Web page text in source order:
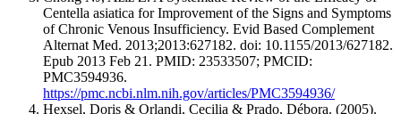
Centella asiatica for Improvement of the Signs and Symptoms
of Chronic Venous Insufficiency. Evid Based Complement
Alternat Med. 2013;2013:627182. doi: 10.1155/2013/627182.
Epub 2013 Feb 21. PMID: 23533507; PMCID:
PMC3594936.
https://pmc.ncbi.nlm.nih.gov/articles/PMC3594936/
Hexsel, Doris & Orlandi, Cecilia & Prado, Débora. (2005).